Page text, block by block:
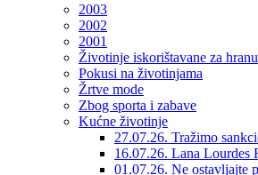
2003
2002
2001
Životinje iskorištavane za hranu
Pokusi na životinjama
Žrtve mode
Zbog sporta i zabave
Kućne životinje
27.07.26. Tražimo
16.07.26. Lana Lourdes
01.07.26. Ne ostavljajte